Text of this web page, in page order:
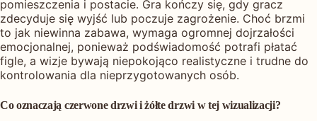
pomieszczenia i postacie. Gra kończy się, gdy gracz
zdecyduje się wyjść lub poczuje zagrożenie. Choć brzmi
to jak niewinna zabawa, wymaga ogromnej dojrzałości
emocjonalnej, ponieważ podświadomość potrafi płatać
figle, a wizje bywają niepokojąco realistyczne i trudne do
kontrolowania dla nieprzygotowanych osób.
Co oznaczają czerwone drzwi i żółte drzwi w tej wizualizacji?